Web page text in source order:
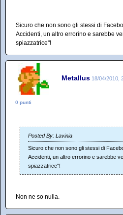
Sicuro che non sono gli stessi di
Accidenti, un altro errorino e sarebbe
spiazzatrice"!
Metallus 18/04/2010,
0 punti
Posted By: Lavinia
Sicuro che non sono gli stessi di
Accidenti, un altro errorino e sarebbe
spiazzatrice"!
Non ne so nulla.